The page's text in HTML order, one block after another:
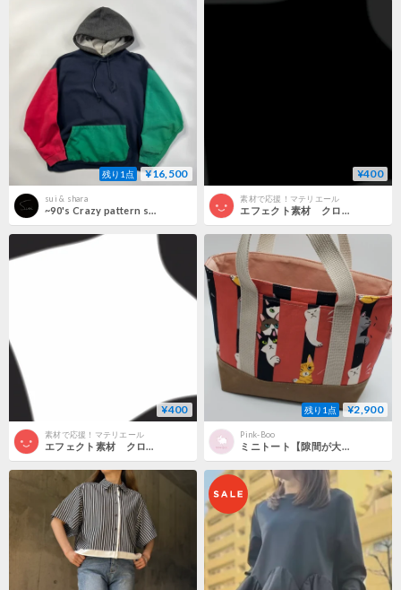
残り1点 ¥16,500
sui & shara
~90's Crazy pattern sweat hoodie
¥400
素材で応援！マテリエール
エフェクト素材 クロス・ディバイドカットイン「黒」（RGBA AVI+PNG連番画像2形式パック販売）
¥400
素材で応援！マテリエール
エフェクト素材 クロス・ディバイドカットイン「白」（RGBA AVI+PNG連番画像2形式パック販売）
残り1点 ¥2,900
Pink-Boo
ミニトート【隙間が大好きにゃんこ】ハンドメイド